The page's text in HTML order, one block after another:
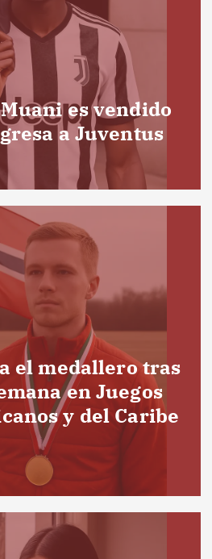
es vendido
a Juventus
el medallero tras
en Juegos
y del Caribe